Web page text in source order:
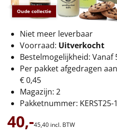
Alle kerstpakketten 2026
Thema
Origineel
Rituals
Luxe
Mannen
Oude collectie
Niet meer leverbaar
Voorraad: Uitverkocht
Bestelmogelijkheid: Vanaf
Per pakket afgedragen
€ 0,45
Magazijn: 2
Pakketnummer: KERST25-
40,-45,40 incl. BTW